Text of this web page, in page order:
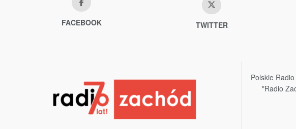
FACEBOOK TWITTER
Polskie
"Radio